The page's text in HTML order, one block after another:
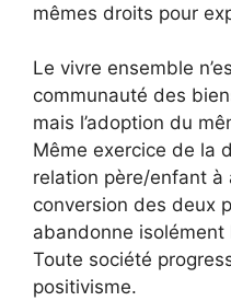
mêmes droits pour
Le vivre ensemble
communauté des
mais l’adoption du
Même exercice de la
relation père/enfant
conversion des deux
abandonne
Toute société
positivisme.